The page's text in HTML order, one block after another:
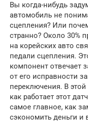
Вы когда-нибудь
автомобиль не
сцепления? Или
странно? Около 30%
на корейских авто
педали сцепления.
компонент отвечает
от его исправности
переключения. В
как работает этот
самое главное, как
сэкономить деньги и